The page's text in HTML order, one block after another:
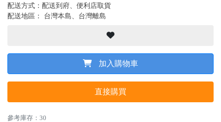
配送方式：配送到府、便利店取貨
配送地區： 台灣本島、台灣離島
加入購物車
直接購買
參考庫存：30